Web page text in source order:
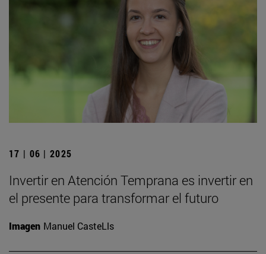
17 | 06 | 2025
Invertir en Atención Temprana es invertir en
el presente para transformar el futuro
Imagen Manuel CasteLls